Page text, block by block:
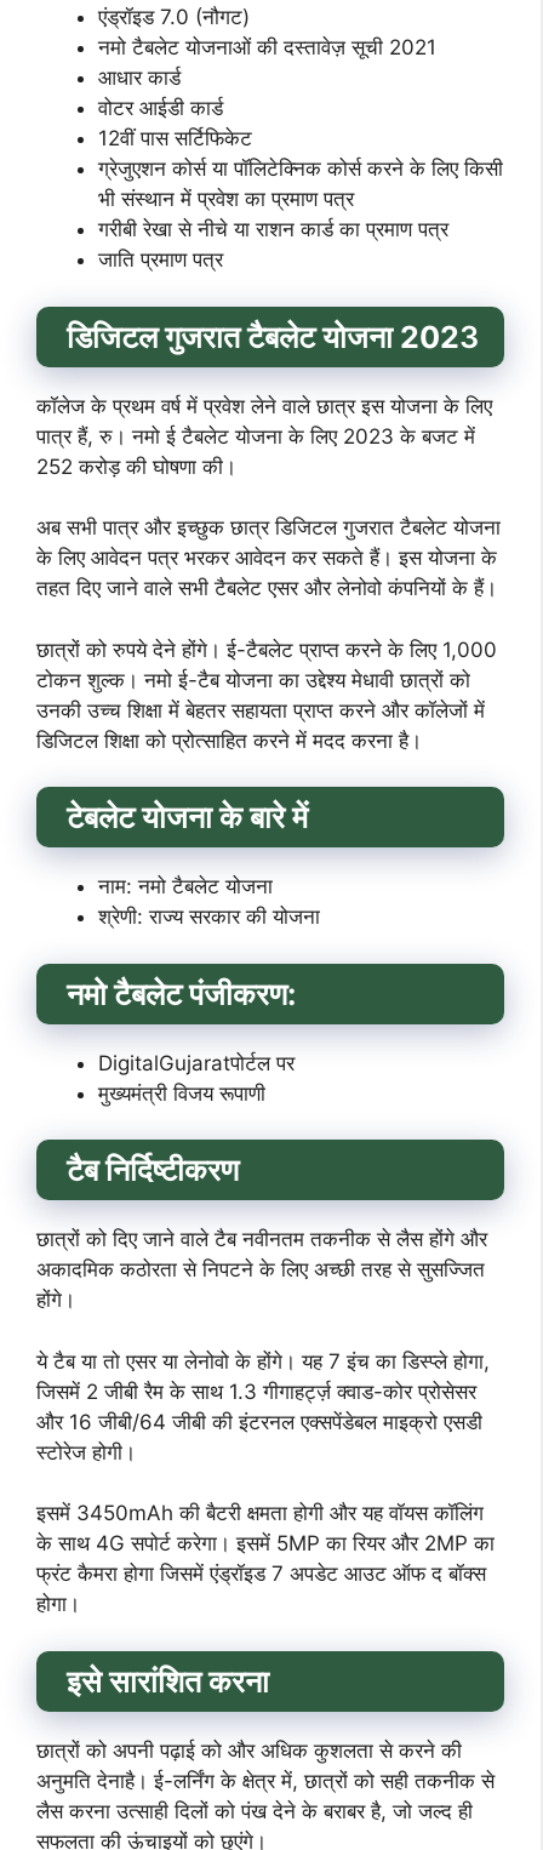
एंड्रॉइड 7.0 (नौगट)
नमो टैबलेट योजनाओं की दस्तावेज़ सूची 2021
आधार कार्ड
वोटर आईडी कार्ड
12वीं पास सर्टिफिकेट
ग्रेजुएशन कोर्स या पॉलिटेक्निक कोर्स करने के लिए किसी
भी संस्थान में प्रवेश का प्रमाण पत्र
गरीबी रेखा से नीचे या राशन कार्ड का प्रमाण पत्र
जाति प्रमाण पत्र
डिजिटल गुजरात टैबलेट योजना 2023
कॉलेज के प्रथम वर्ष में प्रवेश लेने वाले छात्र इस योजना के लिए
पात्र हैं, रु। नमो ई टैबलेट योजना के लिए 2023 के बजट में
252 करोड़ की घोषणा की।
अब सभी पात्र और इच्छुक छात्र डिजिटल गुजरात टैबलेट योजना
के लिए आवेदन पत्र भरकर आवेदन कर सकते हैं। इस योजना के
तहत दिए जाने वाले सभी टैबलेट एसर और लेनोवो कंपनियों के हैं।
छात्रों को रुपये देने होंगे। ई-टैबलेट प्राप्त करने के लिए 1,000
टोकन शुल्क। नमो ई-टैब योजना का उद्देश्य मेधावी छात्रों को
उनकी उच्च शिक्षा में बेहतर सहायता प्राप्त करने और कॉलेजों में
डिजिटल शिक्षा को प्रोत्साहित करने में मदद करना है।
टेबलेट योजना के बारे में
नाम: नमो टैबलेट योजना
श्रेणी: राज्य सरकार की योजना
नमो टैबलेट पंजीकरण:
DigitalGujaratपोर्टल पर
मुख्यमंत्री विजय रूपाणी
टैब निर्दिष्टीकरण
छात्रों को दिए जाने वाले टैब नवीनतम तकनीक से लैस होंगे और
अकादमिक कठोरता से निपटने के लिए अच्छी तरह से सुसज्जित
होंगे।
ये टैब या तो एसर या लेनोवो के होंगे। यह 7 इंच का डिस्प्ले होगा,
जिसमें 2 जीबी रैम के साथ 1.3 गीगाहर्ट्ज़ क्वाड-कोर प्रोसेसर
और 16 जीबी/64 जीबी की इंटरनल एक्सपेंडेबल माइक्रो एसडी
स्टोरेज होगी।
इसमें 3450mAh की बैटरी क्षमता होगी और यह वॉयस कॉलिंग
के साथ 4G सपोर्ट करेगा। इसमें 5MP का रियर और 2MP का
फ्रंट कैमरा होगा जिसमें एंड्रॉइड 7 अपडेट आउट ऑफ द बॉक्स
होगा।
इसे सारांशित करना
छात्रों को अपनी पढ़ाई को और अधिक कुशलता से करने की
अनुमति देनाहै। ई-लर्निंग के क्षेत्र में, छात्रों को सही तकनीक से
लैस करना उत्साही दिलों को पंख देने के बराबर है, जो जल्द ही
सफलता की ऊंचाइयों को छुएंगे।